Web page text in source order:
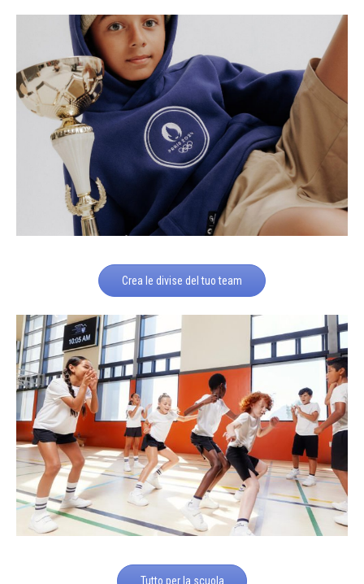
Crea le divise del tuo team
Tutto per la scuola